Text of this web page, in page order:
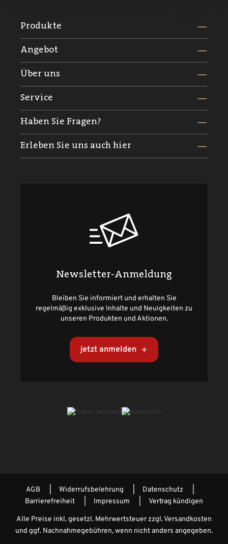
Produkte
Angebot
Über uns
Service
Haben Sie Fragen?
Erleben Sie uns auch hier
Newsletter-Anmeldung
Bleiben Sie informiert und erhalten Sie
regelmäßig exklusive Inhalte und Neuigkeiten zu
unseren Produkten und Aktionen.
jetzt anmelden
AGB Widerrufsbelehrung
Datenschutz
Barrierefreiheit
Impressum Vertrag kündigen
Alle Preise inkl. gesetzl. Mehrwertsteuer zzgl.Versandkosten
und ggf. Nachnahmegebühren, wenn nicht anders angegeben.